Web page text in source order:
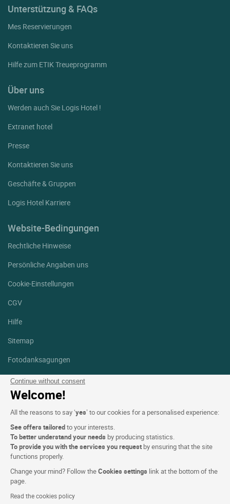
Continue without consent
Welcome!
All the reasons to say ‘yes’ to our cookies for a personalised experience:
See offers tailoredto your interests.
To better understand your needs by producing statistics.
To provide you with the services you request by ensuring that the site
functions properly.
Change your mind? Follow theCookies settings link at the bottom of the
page.
Read the cookies policy
Unterstützung & FAQs
Mes Reservierungen
Kontaktieren Sie uns
Hilfe zum ETIK Treueprogramm
Über uns
Werden auch Sie Logis Hotel !
Extranet hotel
Presse
Kontaktieren Sie uns
Geschäfte & Gruppen
Logis Hotel Karriere
Website-Bedingungen
Rechtliche Hinweise
Persönliche Angaben uns
Cookie-Einstellungen
CGV
Hilfe
Sitemap
Fotodanksagungen
Folgen Sie uns
Facebook
Linkedin
Logis Hotel copyright © 2026 Alle Rechte vorbehalten - CGV.